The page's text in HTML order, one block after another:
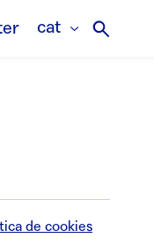
cat
de cookies